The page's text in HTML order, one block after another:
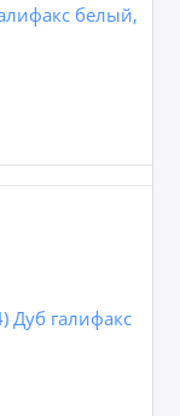
белый,
галифакс